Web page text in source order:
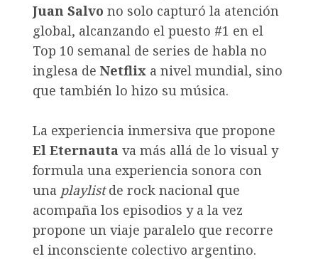
Juan Salvo no solo capturó la atención
global, alcanzando el puesto #1 en el
Top 10 semanal de series de habla no
inglesa de Netflix a nivel mundial, sino
que también lo hizo su música.
La experiencia inmersiva que propone
El Eternauta va más allá de lo visual y
formula una experiencia sonora con
una playlistde rock nacional que
acompaña los episodios y a la vez
propone un viaje paralelo que recorre
el inconsciente colectivo argentino.